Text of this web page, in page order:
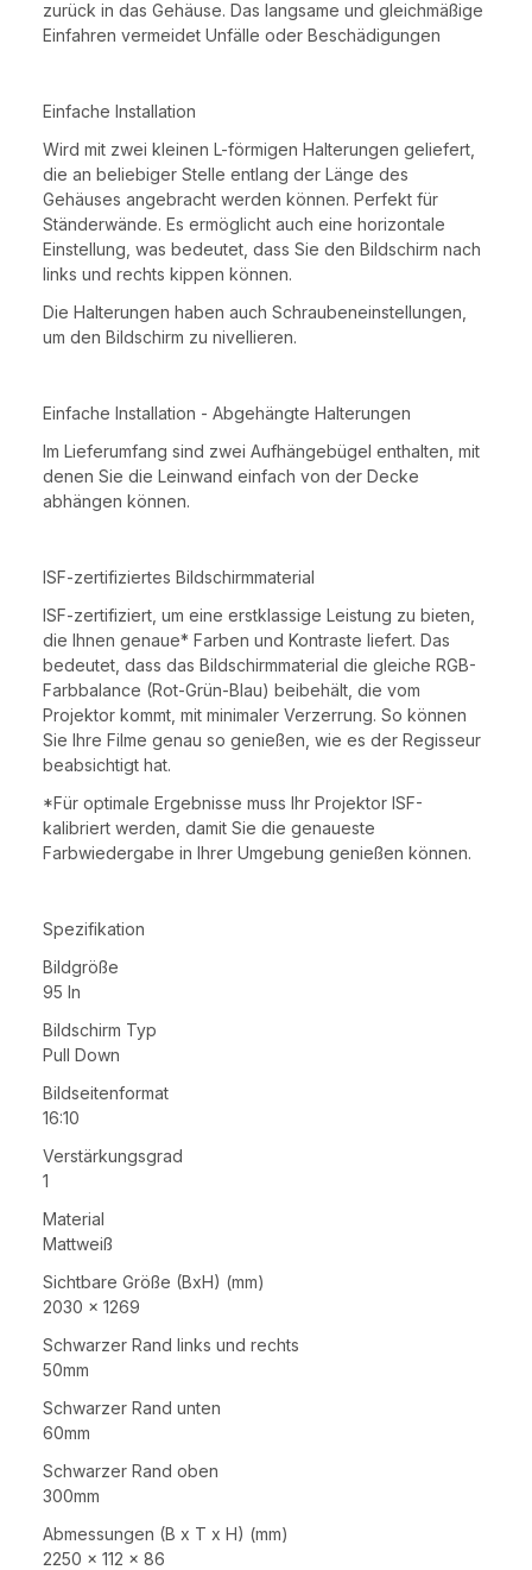
zurück in das Gehäuse. Das langsame und gleichmäßige
Einfahren vermeidet Unfälle oder Beschädigungen
Einfache Installation
Wird mit zwei kleinen L-förmigen Halterungen geliefert,
die an beliebiger Stelle entlang der Länge des
Gehäuses angebracht werden können. Perfekt für
Ständerwände. Es ermöglicht auch eine horizontale
Einstellung, was bedeutet, dass Sie den Bildschirm nach
links und rechts kippen können.
Die Halterungen haben auch Schraubeneinstellungen,
um den Bildschirm zu nivellieren.
Einfache Installation - Abgehängte Halterungen
Im Lieferumfang sind zwei Aufhängebügel enthalten, mit
denen Sie die Leinwand einfach von der Decke
abhängen können.
ISF-zertifiziertes Bildschirmmaterial
ISF-zertifiziert, um eine erstklassige Leistung zu bieten,
die Ihnen genaue* Farben und Kontraste liefert. Das
bedeutet, dass das Bildschirmmaterial die gleiche RGB-
Farbbalance (Rot-Grün-Blau) beibehält, die vom
Projektor kommt, mit minimaler Verzerrung. So können
Sie Ihre Filme genau so genießen, wie es der Regisseur
beabsichtigt hat.
*Für optimale Ergebnisse muss Ihr Projektor ISF-
kalibriert werden, damit Sie die genaueste
Farbwiedergabe in Ihrer Umgebung genießen können.
Spezifikation
Bildgröße
95 In
Bildschirm Typ
Pull Down
Bildseitenformat
16:10
Verstärkungsgrad
1
Material
Mattweiß
Sichtbare Größe (BxH) (mm)
2030 x 1269
Schwarzer Rand links und rechts
50mm
Schwarzer Rand unten
60mm
Schwarzer Rand oben
300mm
Abmessungen (B x T x H) (mm)
2250 x 112 x 86